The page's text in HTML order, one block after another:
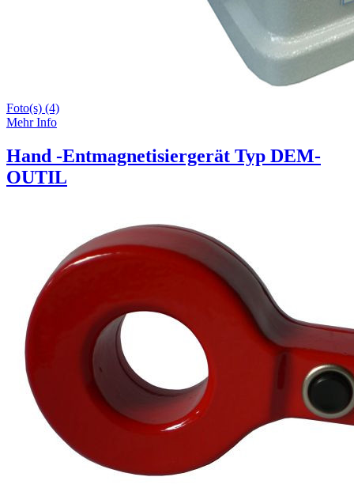
Foto(s) (4)
Mehr Info
Hand -Entmagnetisiergerät Typ DEM-
OUTIL